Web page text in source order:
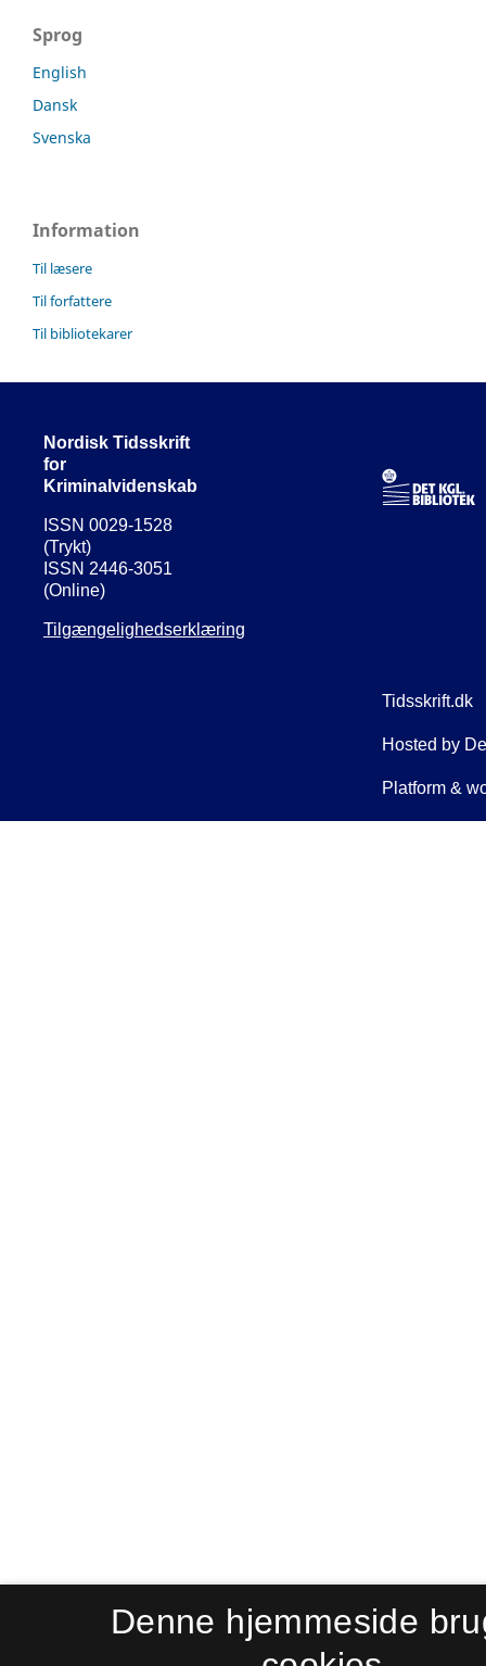
Sprog
English
Dansk
Svenska
Information
Til læsere
Til forfattere
Til bibliotekarer
Nordisk Tidsskrift
for
Kriminalvidenskab
ISSN 0029-1528
(Trykt)
ISSN 2446-3051
(Online)
Tilgængelighedserklæring
Denne hjemmeside